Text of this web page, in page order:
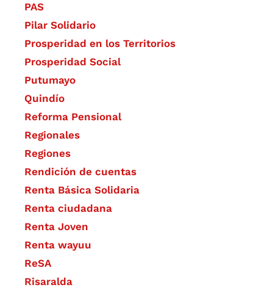
PAS
Pilar Solidario
Prosperidad en los Territorios
Prosperidad Social
Putumayo
Quindío
Reforma Pensional
Regionales
Regiones
Rendición de cuentas
Renta Básica Solidaria
Renta ciudadana
Renta Joven
Renta wayuu
ReSA
Risaralda